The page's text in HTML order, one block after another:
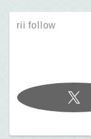
rii follow